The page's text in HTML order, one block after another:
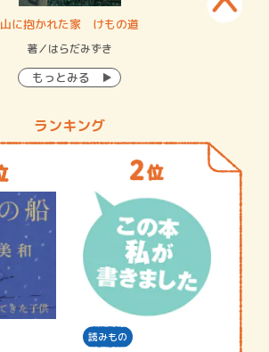
山に抱かれた家 けもの道
著／はらだみずき
もっとみる
ランキング
読みもの